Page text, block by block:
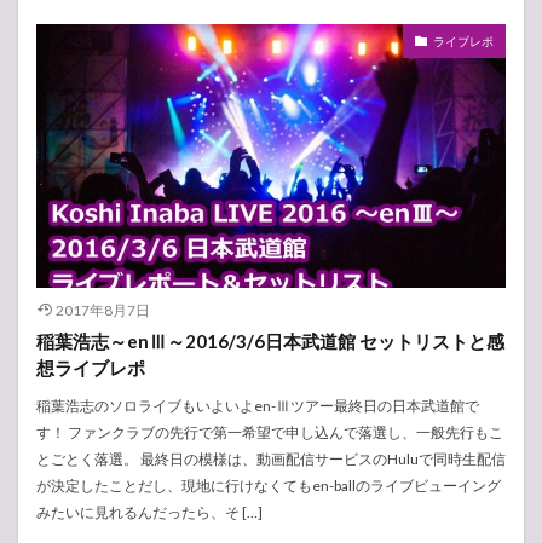
ライブレポ
2017年8月7日
稲葉浩志～enⅢ～2016/3/6日本武道館 セットリストと感
想ライブレポ
稲葉浩志のソロライブもいよいよen-Ⅲツアー最終日の日本武道館で
す！ ファンクラブの先行で第一希望で申し込んで落選し、一般先行もこ
とごとく落選。 最終日の模様は、動画配信サービスのHuluで同時生配信
が決定したことだし、現地に行けなくてもen-ballのライブビューイング
みたいに見れるんだったら、そ […]